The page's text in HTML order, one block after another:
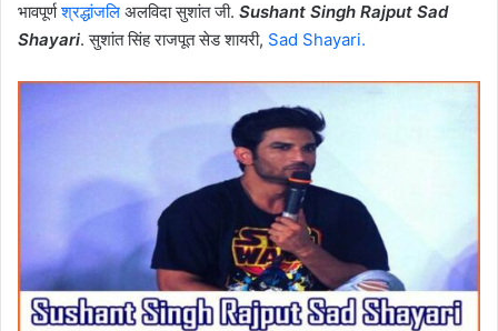
भावपूर्णश्रद्धांजलि अलविदा सुशांत जी. Sushant Singh Rajput Sad
Shayari. सुशांत सिंह राजपूत सेड शायरी, Sad Shayari.